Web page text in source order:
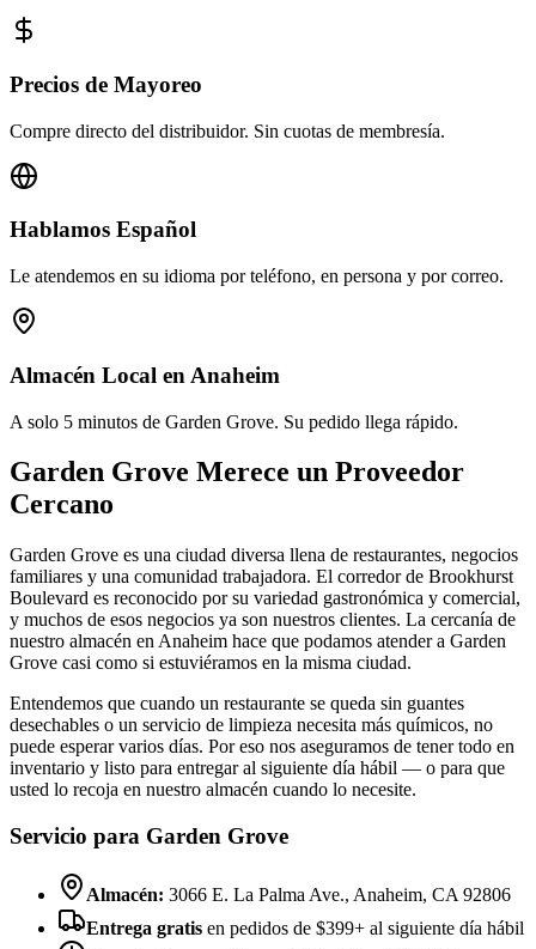
Precios de Mayoreo
Compre directo del distribuidor. Sin cuotas de membresía.
Hablamos Español
Le atendemos en su idioma por teléfono, en persona y por correo.
Almacén Local en Anaheim
A solo 5 minutos de Garden Grove. Su pedido llega rápido.
Garden Grove Merece un Proveedor
Cercano
Garden Grove es una ciudad diversa llena de restaurantes, negocios
familiares y una comunidad trabajadora. El corredor de Brookhurst
Boulevard es reconocido por su variedad gastronómica y comercial,
y muchos de esos negocios ya son nuestros clientes. La cercanía de
nuestro almacén en Anaheim hace que podamos atender a Garden
Grove casi como si estuviéramos en la misma ciudad.
Entendemos que cuando un restaurante se queda sin guantes
desechables o un servicio de limpieza necesita más químicos, no
puede esperar varios días. Por eso nos aseguramos de tener todo en
inventario y listo para entregar al siguiente día hábil — o para que
usted lo recoja en nuestro almacén cuando lo necesite.
Servicio para Garden Grove
Almacén: 3066 E. La Palma Ave., Anaheim, CA 92806
Entrega gratis en pedidos de $399+ al siguiente día hábil